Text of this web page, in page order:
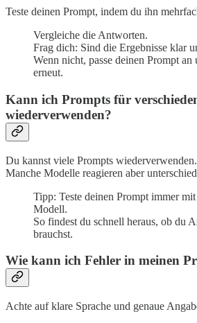
Teste deinen Prompt, indem du ihn
Vergleiche die Antworten.
Frag dich: Sind die Ergebnisse klar
Wenn nicht, passe deinen Prompt an
erneut.
Kann ich Prompts für
wiederverwenden?
Du kannst viele Prompts wiederverwenden.
Manche Modelle reagieren aber
Tipp: Teste deinen Prompt immer
Modell.
So findest du schnell heraus, ob du
brauchst.
Wie kann ich Fehler in meinen
Achte auf klare Sprache und genaue